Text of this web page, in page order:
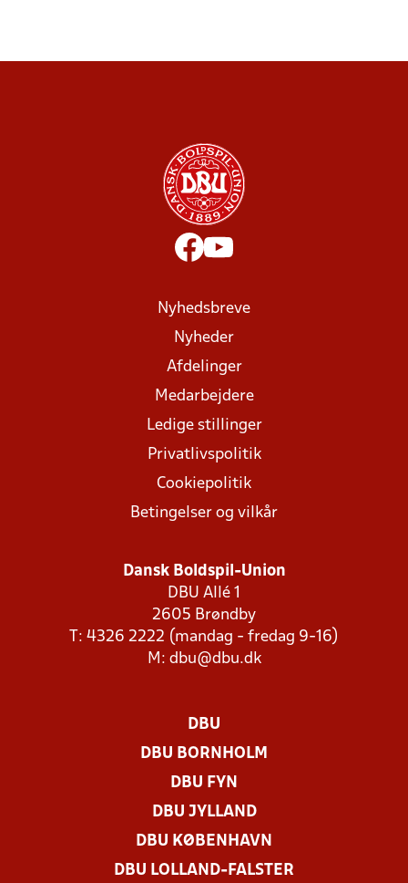
Nyhedsbreve
Nyheder
Afdelinger
Medarbejdere
Ledige stillinger
Privatlivspolitik
Cookiepolitik
Betingelser og vilkår
Dansk Boldspil-Union
DBU Allé 1
2605 Brøndby
T: 4326 2222 (mandag - fredag 9-16)
M: dbu@dbu.dk
DBU
DBU BORNHOLM
DBU FYN
DBU JYLLAND
DBU KØBENHAVN
DBU LOLLAND-FALSTER